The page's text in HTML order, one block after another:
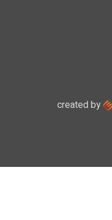
created by